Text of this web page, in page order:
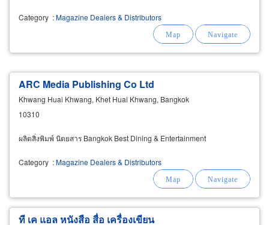
Category :Magazine Dealers & Distributors
ARC Media Publishing Co Ltd
Khwang Huai Khwang, Khet Huai Khwang, Bangkok
10310
ผลิตสิ่งพิมพ์ นิตยสาร Bangkok Best Dining & Entertainment
Category :Magazine Dealers & Distributors
ที เค แอล หนังสือ สื่อ เครื่องเขียน